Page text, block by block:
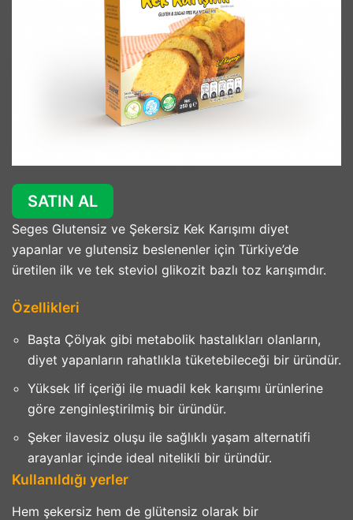
SATIN AL
Seges Glutensiz ve Şekersiz Kek Karışımı diyet
yapanlar ve glutensiz beslenenler için Türkiye’de
üretilen ilk ve tek steviol glikozit bazlı toz karışımdır.
Özellikleri
Başta Çölyak gibi metabolik hastalıkları olanların,
diyet yapanların rahatlıkla tüketebileceği bir üründür.
Yüksek lif içeriği ile muadil kek karışımı ürünlerine
göre zenginleştirilmiş bir üründür.
Şeker ilavesiz oluşu ile sağlıklı yaşam alternatifi
arayanlar içinde ideal nitelikli bir üründür.
Kullanıldığı yerler
Hem şekersiz hem de glütensiz olarak bir